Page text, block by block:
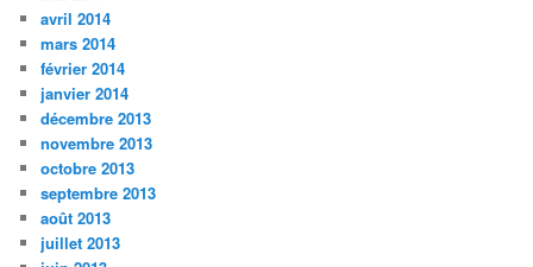
avril 2014
mars 2014
février 2014
janvier 2014
décembre 2013
novembre 2013
octobre 2013
septembre 2013
août 2013
juillet 2013